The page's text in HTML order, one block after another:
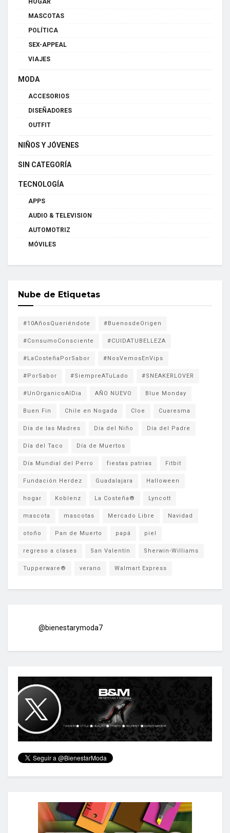
HOGAR
MASCOTAS
POLÍTICA
SEX-APPEAL
VIAJES
MODA
ACCESORIOS
DISEÑADORES
OUTFIT
NIÑOS Y JÓVENES
SIN CATEGORÍA
TECNOLOGÍA
APPS
AUDIO & TELEVISION
AUTOMOTRIZ
MÓVILES
Nube de Etiquetas
#10AñosQueriéndote #BuenosdeOrigen
#ConsumoConsciente #CUIDATUBELLEZA
#LaCosteñaPorSabor #NosVemosEnVips
#PorSabor #SiempreATuLado #SNEAKERLOVER
#UnOrganicoAlDia AÑO NUEVO Blue Monday
Buen Fin Chile en Nogada Cloe Cuaresma
Día de las Madres Día del Niño Día del Padre
Día del Taco Día de Muertos
Día Mundial del Perro fiestas patrias Fitbit
Fundación Herdez Guadalajara Halloween
hogar Koblenz La Costeña® Lyncott
mascota mascotas Mercado Libre Navidad
otoño Pan de Muerto papá piel
regreso a clases San Valentín Sherwin-Williams
Tupperware® verano Walmart Express
@bienestarymoda7